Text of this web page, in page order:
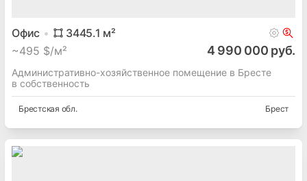
Офис 3445.1 м²
~495 $/м² 4 990 000 руб.
Административно-хозяйственное помещение в Бресте
в собственность
Брестская обл. Брест